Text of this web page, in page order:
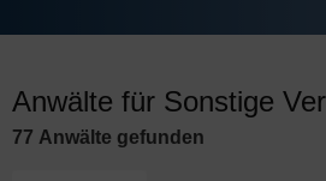
Anwälte für Sonstige
77 Anwälte gefunden